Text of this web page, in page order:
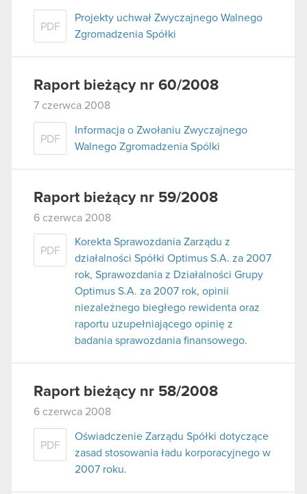
PDF
Projekty uchwał Zwyczajnego Walnego
Zgromadzenia Spółki
Raport bieżący nr 60/2008
7 czerwca 2008
PDF
Informacja o Zwołaniu Zwyczajnego
Walnego Zgromadzenia Spólki
Raport bieżący nr 59/2008
6 czerwca 2008
PDF
Korekta Sprawozdania Zarządu z
działalności Spółki Optimus S.A. za 2007
rok, Sprawozdania z Działalności Grupy
Optimus S.A. za 2007 rok, opinii
niezależnego biegłego rewidenta oraz
raportu uzupełniającego opinię z
badania sprawozdania finansowego.
Raport bieżący nr 58/2008
6 czerwca 2008
PDF
Oświadczenie Zarządu Spółki dotyczące
zasad stosowania ładu korporacyjnego w
2007 roku.